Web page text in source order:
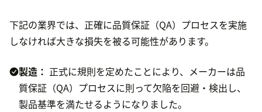
下記の業界では、正確に品質保証（QA）プロセスを実施
しなければ大きな損失を被る可能性があります。
製造： 正式に規則を定めたことにより、メーカーは品
質保証（QA）プロセスに則って欠陥を回避・検出し、
製品基準を満たせるようになりました。